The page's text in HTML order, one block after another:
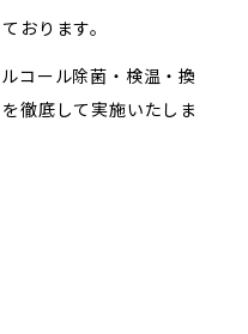
おります。
コール除菌・検温・換
徹底して実施いたしま